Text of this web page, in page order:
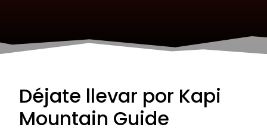
Déjate llevar por Kapi
Mountain Guide